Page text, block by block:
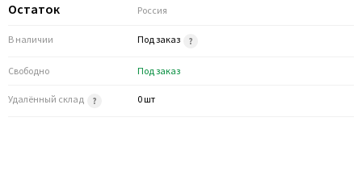
Остаток Россия
В наличии Под заказ
Свободно Под заказ
Удалённый склад 0 шт